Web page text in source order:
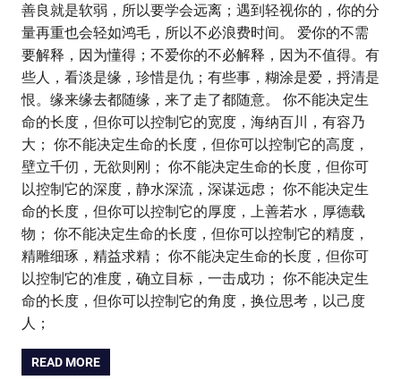
善良就是软弱，所以要学会远离；遇到轻视你的，你的分
量再重也会轻如鸿毛，所以不必浪费时间。 爱你的不需
要解释，因为懂得；不爱你的不必解释，因为不值得。有
些人，看淡是缘，珍惜是仇；有些事，糊涂是爱，捋清是
恨。缘来缘去都随缘，来了走了都随意。 你不能决定生
命的长度，但你可以控制它的宽度，海纳百川，有容乃
大； 你不能决定生命的长度，但你可以控制它的高度，
壁立千仞，无欲则刚； 你不能决定生命的长度，但你可
以控制它的深度，静水深流，深谋远虑； 你不能决定生
命的长度，但你可以控制它的厚度，上善若水，厚德载
物； 你不能决定生命的长度，但你可以控制它的精度，
精雕细琢，精益求精； 你不能决定生命的长度，但你可
以控制它的准度，确立目标，一击成功； 你不能决定生
命的长度，但你可以控制它的角度，换位思考，以己度
人；
READ MORE